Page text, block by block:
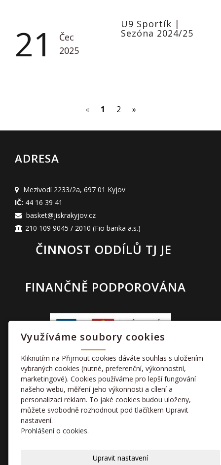
21
Čec
2025
U9 Sportík |
Sezóna 2024/25
« 1 (current)
2 »
ADRESA
Mezivodí 2233/2a, 697 01 Kyjov
IČ: 44 16 39 41
basket@jiskrakyjov.cz
210 109 9045 / 2010 (Fio banka a.s.)
ČINNOST ODDÍLŮ TJ JE
FINANČNĚ PODPOROVÁNA
TAKÉ NÁS NAJDETE
kamera
Využíváme soubory cookies
Kliknutím na Přijmout cookies dáváte souhlas s uložením
vybraných cookies (nutné, preferenční, výkonnostní,
marketingové). Cookies používáme pro lepší fungování
našeho webu, měření jeho výkonnosti a cílení a
personalizaci reklam. To jaké cookies budou uloženy,
můžete svobodně rozhodnout pod tlačítkem Upravit
nastavení.
Prohlášení o cookies.
Upravit nastavení